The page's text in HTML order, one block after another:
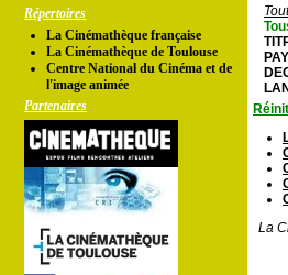
Répertoires
La Cinémathèque française
La Cinémathèque de Toulouse
Centre National du Cinéma et de
l'image animée
Partenaires
La